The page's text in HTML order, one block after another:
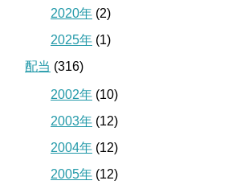
2020年 (2)
2025年 (1)
配当 (316)
2002年 (10)
2003年 (12)
2004年 (12)
2005年 (12)